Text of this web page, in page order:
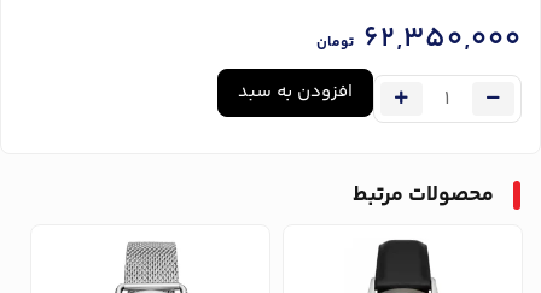
62,350,000 تومان
افزودن به سبد
محصولات مرتبط